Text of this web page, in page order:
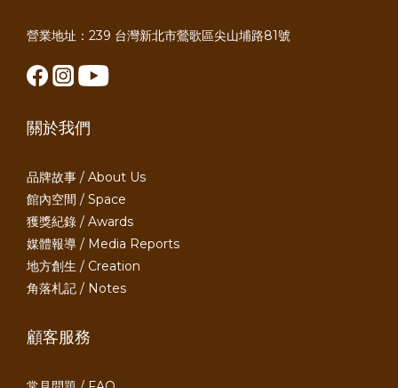
營業地址：239 台灣新北市鶯歌區尖山埔路81號
關於我們
品牌故事 / About Us
館內空間 / Space
獲獎紀錄 / Awards
媒體報導 / Media Reports
地方創生 / Creation
角落札記 / Notes
顧客服務